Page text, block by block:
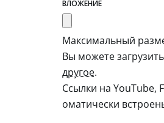
ВЛОЖЕНИЕ
Максимальный
Вы можете
другое.
Ссылки на YouTube,
оматически